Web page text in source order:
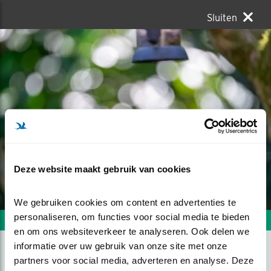
Deze website maakt gebruik van cookies
We gebruiken cookies om content en advertenties te
personaliseren, om functies voor social media te bieden
en om ons websiteverkeer te analyseren. Ook delen we
informatie over uw gebruik van onze site met onze
partners voor social media, adverteren en analyse. Deze
Sluiten
Volgende foto Vorige foto